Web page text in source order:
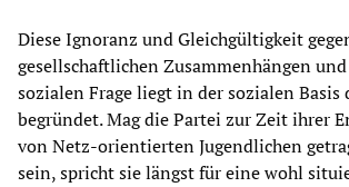
Diese Ignoranz und Gleichgültigkeit
gesellschaftlichen Zusammenhängen
sozialen Frage liegt in der sozialen Basis
begründet. Mag die Partei zur Zeit ihrer
von Netz-orientierten Jugendlichen
sein, spricht sie längst für eine wohl